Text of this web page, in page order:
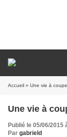
Accueil » Une vie à
Une vie à
Publié le 05/06/2015
Par gabrield